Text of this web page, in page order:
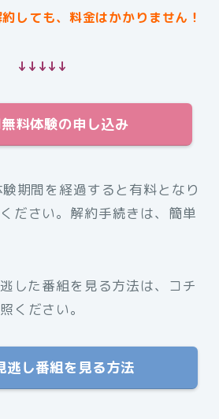
しても、料金はかかりません！
↓↓↓↓↓
料体験の申し込み
期間を経過すると有料となり
ださい。解約手続きは、簡単
した番組を見る方法は、コチ
ください。
逃し番組を見る方法